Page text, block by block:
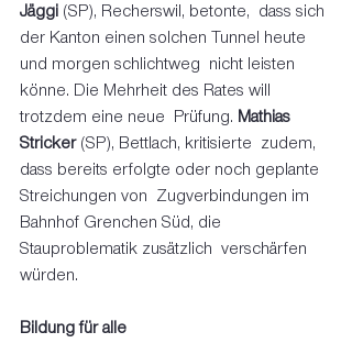
Jäggi (SP), Recherswil, betonte,  dass sich
der Kanton einen solchen Tunnel heute
und morgen schlichtweg  nicht leisten
könne. Die Mehrheit des Rates will
trotzdem eine neue  Prüfung. Mathias
Stricker (SP), Bettlach, kritisierte  zudem,
dass bereits erfolgte oder noch geplante
Streichungen von  Zugverbindungen im
Bahnhof Grenchen Süd, die
Stauproblematik zusätzlich  verschärfen
würden.
Bildung für alle